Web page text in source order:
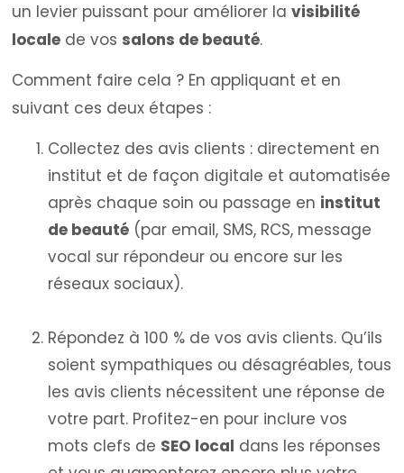
un levier puissant pour améliorer lavisibilité
locale de vos salons de beauté.
Comment faire cela ? En appliquant et en
suivant ces deux étapes :
Collectez des avis clients : directement en
institut et de façon digitale et automatisée
après chaque soin ou passage en institut
de beauté (par email, SMS, RCS, message
vocal sur répondeur ou encore sur les
réseaux sociaux).
Répondez à 100 % de vos avis clients. Qu’ils
soient sympathiques ou désagréables, tous
les avis clients nécessitent une réponse de
votre part. Profitez-en pour inclure vos
mots clefs de SEO local dans les réponses